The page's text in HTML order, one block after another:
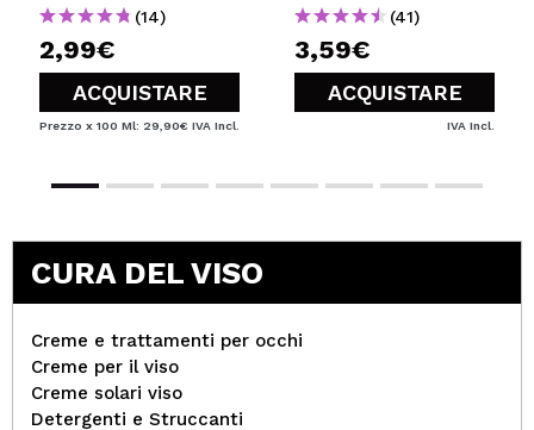
(14)
2,99€
ACQUISTARE
Prezzo x 100 Ml: 29,90€ IVA Incl.
(41)
3,59€
ACQUISTARE
IVA Incl.
CURA DEL VISO
Creme e trattamenti per occhi
Creme per il viso
Creme solari viso
Detergenti e Struccanti